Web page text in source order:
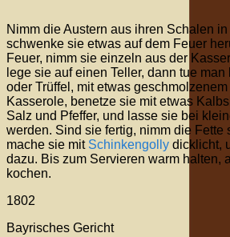
Nimm die Austern aus ihren Schalen
schwenke sie etwas auf dem Feuer
Feuer, nimm sie einzeln aus der
lege sie auf einen Teller, dann tue
oder Trüffel, mit etwas
Kasserole, benetze sie mit etwas
Salz und Pfeffer, und lasse sie bei
werden. Sind sie fertig, nimm die Fette
mache sie mit Schinkengolly dicklicht,
dazu. Bis zum Servieren warm halten,
kochen.
1802
Bayrisches Gericht